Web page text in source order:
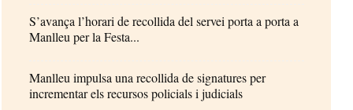
S’avança l’horari de recollida del servei porta a porta a
Manlleu per la Festa...
Manlleu impulsa una recollida de signatures per
incrementar els recursos policials i judicials